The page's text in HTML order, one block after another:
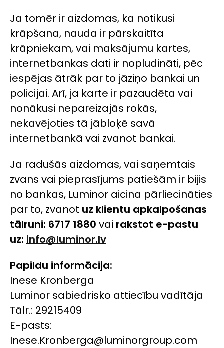
Ja tomēr ir aizdomas, ka notikusi
krāpšana, nauda ir pārskaitīta
krāpniekam, vai maksājumu kartes,
internetbankas dati ir nopludināti, pēc
iespējas ātrāk par to jāziņo bankai un
policijai. Arī, ja karte ir pazaudēta vai
nonākusi nepareizajās rokās,
nekavējoties tā jābloķē savā
internetbankā vai zvanot bankai.
Ja radušās aizdomas, vai saņemtais
zvans vai pieprasījums patiešām ir bijis
no bankas, Luminor aicina pārliecināties
par to, zvanot uz klientu apkalpošanas
tālruni: 6717 1880 vai rakstot e-pastu
uz: info@luminor.lv
Papildu informācija:
Inese Kronberga
Luminor sabiedrisko attiecību vadītāja
Tālr.: 29215409
E-pasts:
Inese.Kronberga@luminorgroup.com